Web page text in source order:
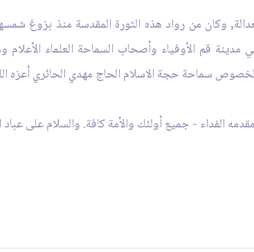
,وكان من رواد هذه الثورة المقدسة منذ بزوغ
مدينة قم الأوفياء وأصحاب السماحة العلماء
سماحة حجة الاسلام الحاج مهدي الحائري أعزه
الفداء - جميع أولئك والأمة كافة. والسلام على عباد